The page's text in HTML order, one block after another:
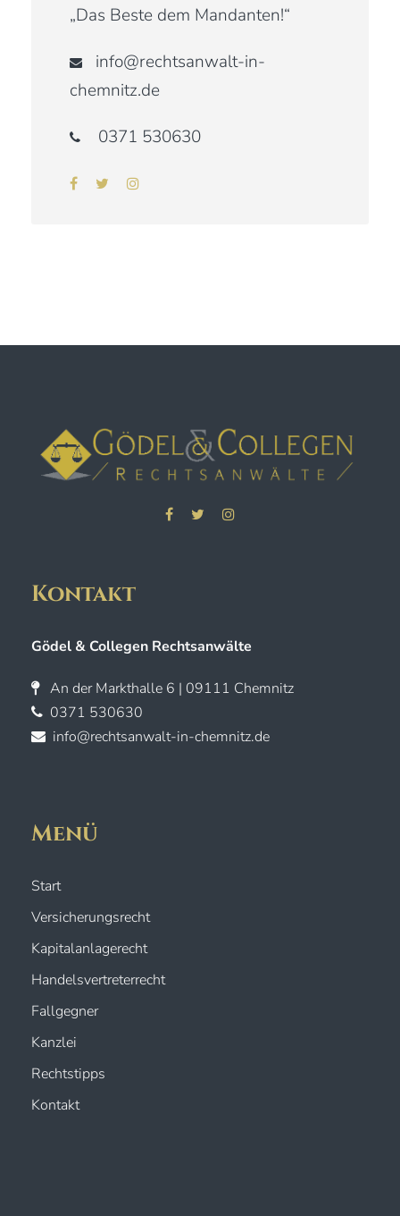
„Das Beste dem Mandanten!“
info@rechtsanwalt-in-
chemnitz.de
0371 530630
Kontakt
Gödel & Collegen Rechtsanwälte
An der Markthalle 6 | 09111 Chemnitz
0371 530630
info@rechtsanwalt-in-chemnitz.de
Menü
Start
Versicherungsrecht
Kapitalanlagerecht
Handelsvertreterrecht
Fallgegner
Kanzlei
Rechtstipps
Kontakt